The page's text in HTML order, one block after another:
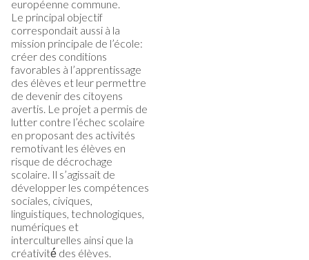
européenne commune.
Le principal objectif
correspondait aussi à la
mission principale de l’école:
créer des conditions
favorables à l’apprentissage
des élèves et leur permettre
de devenir des citoyens
avertis. Le projet a permis de
lutter contre l’échec scolaire
en proposant des activités
remotivant les élèves en
risque de décrochage
scolaire. Il s’agissait de
développer les compétences
sociales, civiques,
linguistiques, technologiques,
numériques et
interculturelles ainsi que la
créativité́ des élèves.